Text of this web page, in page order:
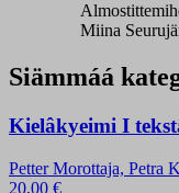
Miina
Siämmáá
Kielâkyeimi I
Petter Morottaja, Petra
20,00 €